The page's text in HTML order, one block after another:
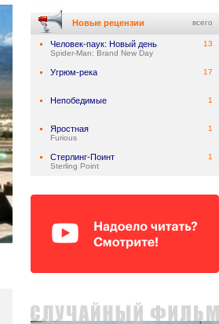
Новые рецензии всего
Человек-паук: Новый день
Spider-Man: Brand New Day
13
Угрюм-река 17
Непобедимые 1
Яростная
Furious
1
Стерлинг-Поинт
Sterling Point
1